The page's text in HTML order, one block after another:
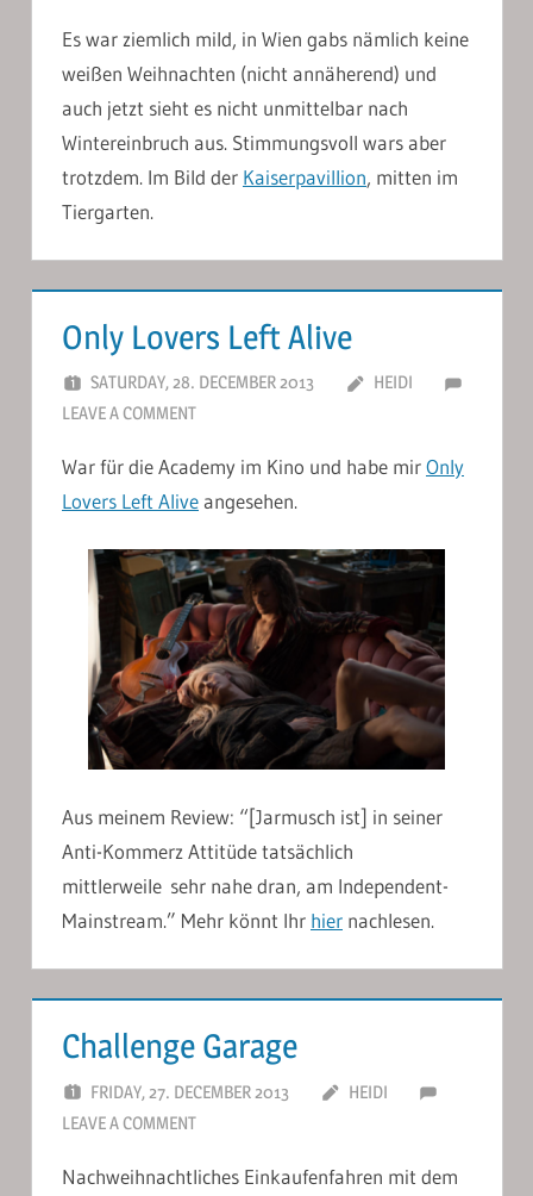
Es war ziemlich mild, in Wien gabs nämlich keine
weißen Weihnachten (nicht annäherend) und
auch jetzt sieht es nicht unmittelbar nach
Wintereinbruch aus. Stimmungsvoll wars aber
trotzdem. Im Bild der Kaiserpavillion, mitten im
Tiergarten.
Only Lovers Left Alive
SATURDAY, 28. DECEMBER 2013
HEIDI
LEAVE A COMMENT
War für die Academy im Kino und habe mirOnly
Lovers Left Aliveangesehen.
Aus meinem Review: “[Jarmusch ist] in seiner
Anti-Kommerz Attitüde tatsächlich
mittlerweile sehr nahe dran, am Independent-
Mainstream.” Mehr könnt Ihr hier nachlesen.
Challenge Garage
FRIDAY, 27. DECEMBER 2013
HEIDI
LEAVE A COMMENT
Nachweihnachtliches Einkaufenfahren mit dem